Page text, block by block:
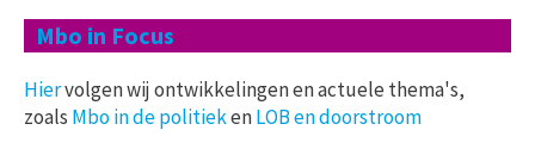
Mbo in Focus
Hiervolgen wij ontwikkelingen en actuele thema's,
zoals Mbo in de politiekenLOB en doorstroom